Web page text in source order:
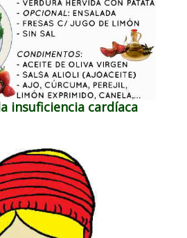
insuficiencia cardíaca